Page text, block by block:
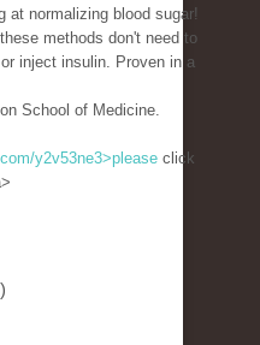
at normalizing blood sugar!
methods don't need to
inject insulin. Proven in a
School of Medicine.
y2v53ne3>please click